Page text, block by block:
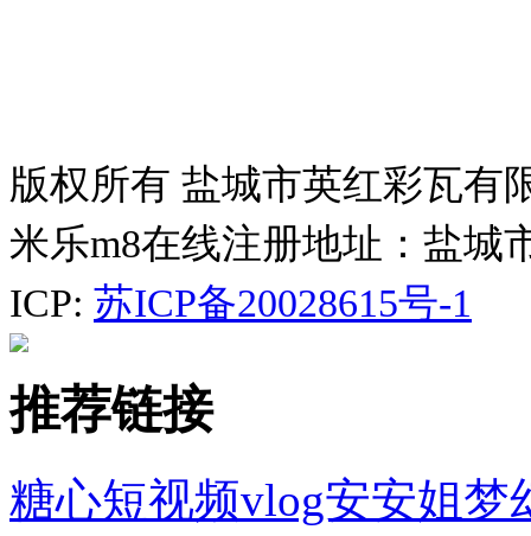
版权所有 盐城市英红彩瓦有
米乐m8在线注册地址：盐城
ICP: 苏ICP备20028615号-1
推荐链接
糖心短视频vlog安安姐梦